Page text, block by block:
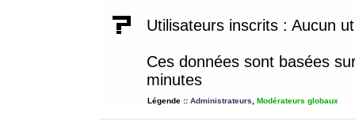
Utilisateurs inscrits : Aucun
Ces données sont basées
minutes
Légende :: Administrateurs Modérateurs globaux